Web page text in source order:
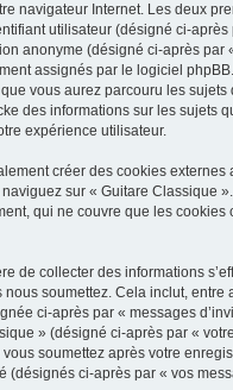
navigateur Internet. Les deux
utilisateur (désigné ci-après
anonyme (désigné ci-après par
assignés par le logiciel
vous aurez parcouru les sujets
des informations sur les sujets
expérience utilisateur.
créer des cookies externes
sur « Guitare Classique
qui ne couvre que les cookies
de collecter des informations
soumettez. Cela inclut, entre
ci-après par « messages
» (désigné ci-après par «
vous soumettez après votre
(désignés ci-après par « vos